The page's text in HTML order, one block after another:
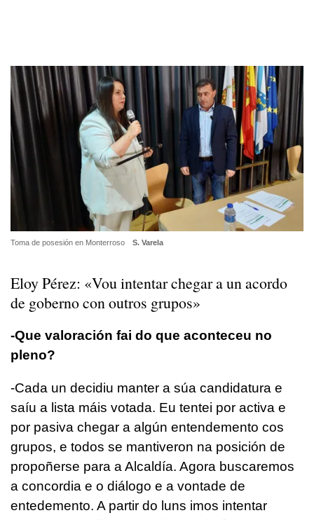
Toma de posesión en Monterroso S. Varela
Eloy Pérez: «Vou intentar chegar a un acordo
de goberno con outros grupos»
-Que valoración fai do que aconteceu no
pleno?
-Cada un decidiu manter a súa candidatura e
saíu a lista máis votada. Eu tentei por activa e
por pasiva chegar a algún entendemento cos
grupos, e todos se mantiveron na posición de
propoñerse para a Alcaldía. Agora buscaremos
a concordia e o diálogo e a vontade de
entedemento. A partir do luns imos intentar